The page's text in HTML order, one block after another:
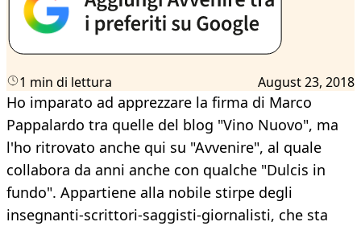
1 min di lettura August 23, 2018
Ho imparato ad apprezzare la firma di Marco
Pappalardo tra quelle del blog "Vino Nuovo", ma
l'ho ritrovato anche qui su "Avvenire", al quale
collabora da anni anche con qualche "Dulcis in
fundo". Appartiene alla nobile stirpe degli
insegnanti-scrittori-saggisti-giornalisti, che sta